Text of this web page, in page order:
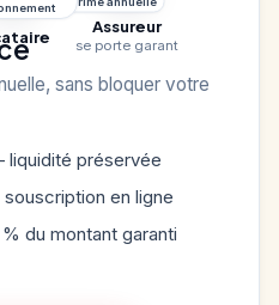
sans bloquer votre
préservée
en ligne
du montant garanti
Assureur
se porte garant